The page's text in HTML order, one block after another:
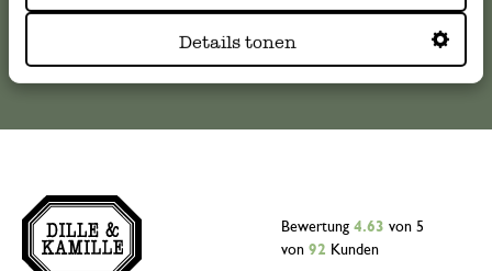
Details tonen
Online-Kundenservice
Bewertung 4.63 von 5
von 92 Kunden